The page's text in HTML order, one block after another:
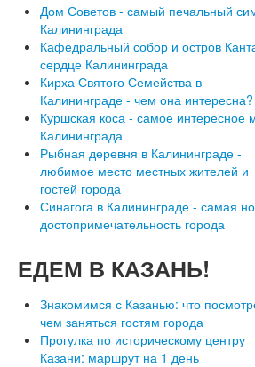
Дом Советов - самый печальный
Калининграда
Кафедральный собор и остров
сердце Калининграда
Кирха Святого Семейства в
Калининграде - чем она интересна?
Куршская коса - самое интересное
Калининграда
Рыбная деревня в Калининграде -
любимое место местных жителей и
гостей города
Синагога в Калининграде - самая
достопримечательность города
ЕДЕМ В КАЗАНЬ!
Знакомимся с Казанью: что
чем заняться гостям города
Прогулка по историческому центру
Казани: маршрут на 1 день